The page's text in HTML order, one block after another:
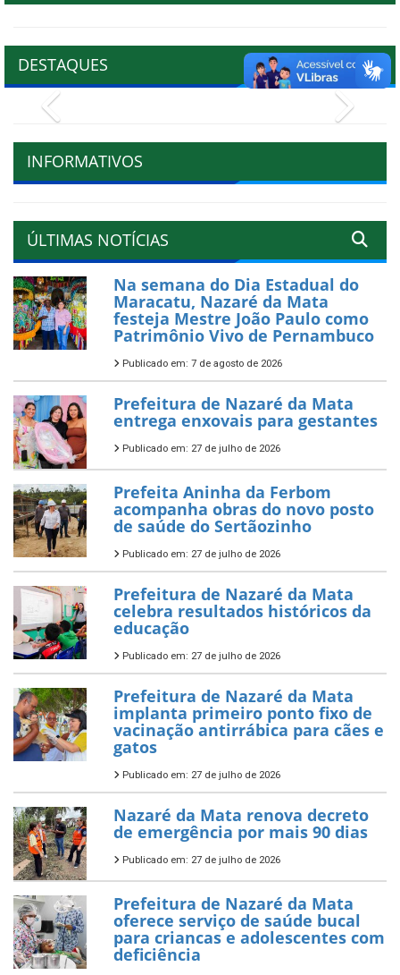
DESTAQUES
INFORMATIVOS
ÚLTIMAS NOTÍCIAS
Na semana do Dia Estadual do
Maracatu, Nazaré da Mata
festeja Mestre João Paulo como
Patrimônio Vivo de Pernambuco
Publicado em: 7 de agosto de 2026
Prefeitura de Nazaré da Mata
entrega enxovais para gestantes
Publicado em: 27 de julho de 2026
Prefeita Aninha da Ferbom
acompanha obras do novo posto
de saúde do Sertãozinho
Publicado em: 27 de julho de 2026
Prefeitura de Nazaré da Mata
celebra resultados históricos da
educação
Publicado em: 27 de julho de 2026
Prefeitura de Nazaré da Mata
implanta primeiro ponto fixo de
vacinação antirrábica para cães e
gatos
Publicado em: 27 de julho de 2026
Nazaré da Mata renova decreto
de emergência por mais 90 dias
Publicado em: 27 de julho de 2026
Prefeitura de Nazaré da Mata
oferece serviço de saúde bucal
para criancas e adolescentes com
deficiência